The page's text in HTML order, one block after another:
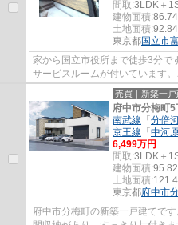
間取:3LDK＋
建物面積:
土地面積:
東京都国立市
家から国立市役所まで徒歩3分で
サービスルームが付いています
ために、新築戸建てはいかがで
売買｜新築一戸
府中市分梅
南武線 「 分倍
京王線 「 中河
6,499万円
間取:3LDK＋
建物面積:
土地面積:
東京都府中市
府中市分梅町の新築一戸建てで